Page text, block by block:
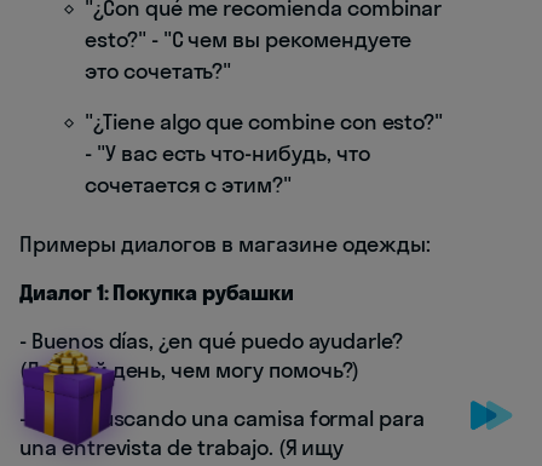
"¿Con qué me recomienda combinar
esto?" - "С чем вы рекомендуете
это сочетать?"
"¿Tiene algo que combine con esto?"
- "У вас есть что-нибудь, что
сочетается с этим?"
Примеры диалогов в магазине одежды:
Диалог 1: Покупка рубашки
- Buenos días, ¿en qué puedo ayudarle?
(Добрый день, чем могу помочь?)
- Estoy buscando una camisa formal para
una entrevista de trabajo. (Я ищу